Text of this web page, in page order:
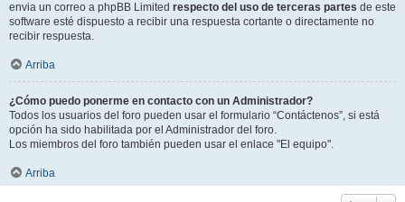
envia un correo a phpBB Limited respecto del uso de terceras partes de este
software esté dispuesto a recibir una respuesta cortante o directamente no
recibir respuesta.
Arriba
¿Cómo puedo ponerme en contacto con un Administrador?
Todos los usuarios del foro pueden usar el formulario “Contáctenos”, si está
opción ha sido habilitada por el Administrador del foro.
Los miembros del foro también pueden usar el enlace "El equipo".
Arriba